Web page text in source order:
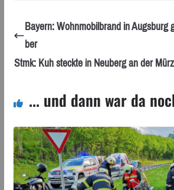
Bayern: Wohnmobilbrand in Augsburg
ber
Stmk: Kuh steckte in Neuberg an der
... und dann war da